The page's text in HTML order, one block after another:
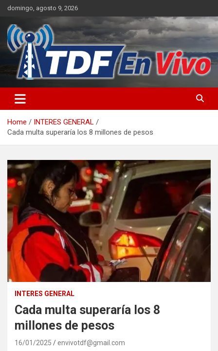
Skip
content
domingo, agosto 9, 2026
Home
INTERES GENERAL
Cada multa superaría los 8 millones de pesos
INTERES GENERAL
Cada multa superaría los 8
millones de pesos
16/01/2025 envivotdf@gmail.com